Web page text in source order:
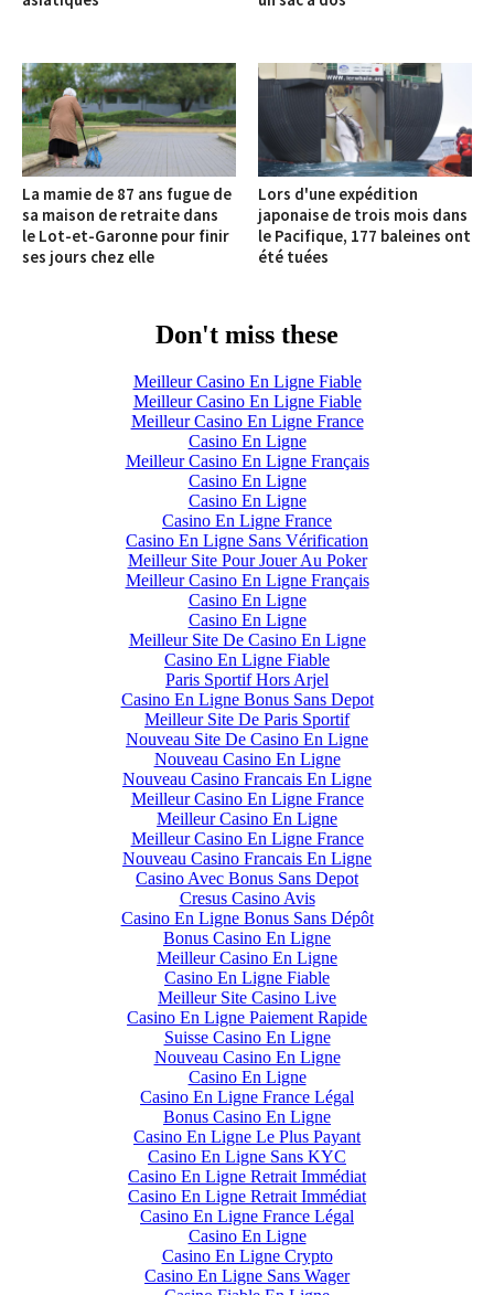
La mamie de 87 ans fugue de
sa maison de retraite dans
le Lot-et-Garonne pour finir
ses jours chez elle
Lors d'une expédition
japonaise de trois mois dans
le Pacifique, 177 baleines ont
été tuées
Don't miss these
Meilleur Casino En Ligne Fiable
Meilleur Casino En Ligne Fiable
Meilleur Casino En Ligne France
Casino En Ligne
Meilleur Casino En Ligne Français
Casino En Ligne
Casino En Ligne
Casino En Ligne France
Casino En Ligne Sans Vérification
Meilleur Site Pour Jouer Au Poker
Meilleur Casino En Ligne Français
Casino En Ligne
Casino En Ligne
Meilleur Site De Casino En Ligne
Casino En Ligne Fiable
Paris Sportif Hors Arjel
Casino En Ligne Bonus Sans Depot
Meilleur Site De Paris Sportif
Nouveau Site De Casino En Ligne
Nouveau Casino En Ligne
Nouveau Casino Francais En Ligne
Meilleur Casino En Ligne France
Meilleur Casino En Ligne
Meilleur Casino En Ligne France
Nouveau Casino Francais En Ligne
Casino Avec Bonus Sans Depot
Cresus Casino Avis
Casino En Ligne Bonus Sans Dépôt
Bonus Casino En Ligne
Meilleur Casino En Ligne
Casino En Ligne Fiable
Meilleur Site Casino Live
Casino En Ligne Paiement Rapide
Suisse Casino En Ligne
Nouveau Casino En Ligne
Casino En Ligne
Casino En Ligne France Légal
Bonus Casino En Ligne
Casino En Ligne Le Plus Payant
Casino En Ligne Sans KYC
Casino En Ligne Retrait Immédiat
Casino En Ligne Retrait Immédiat
Casino En Ligne France Légal
Casino En Ligne
Casino En Ligne Crypto
Casino En Ligne Sans Wager